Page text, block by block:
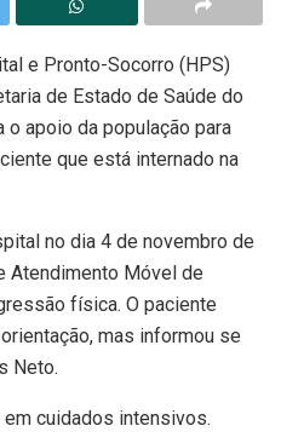
e Pronto-Socorro (HPS)
de Estado de Saúde do
apoio da população para
que está internado na
no dia 4 de novembro de
Atendimento Móvel de
física. O paciente
mas informou se
Neto.
cuidados intensivos.